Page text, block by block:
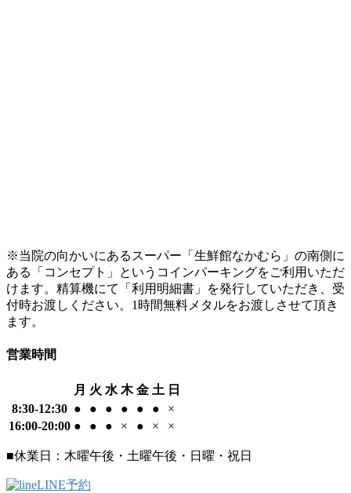
※当院の向かいにあるスーパー「生鮮館なかむら」の南側に
ある「コンセプト」というコインパーキングをご利用いただ
けます。精算機にて「利用明細書」を発行していただき、受
付時お渡しください。1時間無料メタルをお渡しさせて頂き
ます。
営業時間
月 火 水 木 金 土 日
8:30-12:30 ● ● ● ● ● ●
×
16:00-20:00 ● ● ● × ● × ×
■休業日：木曜午後・土曜午後・日曜・祝日
LINE予約